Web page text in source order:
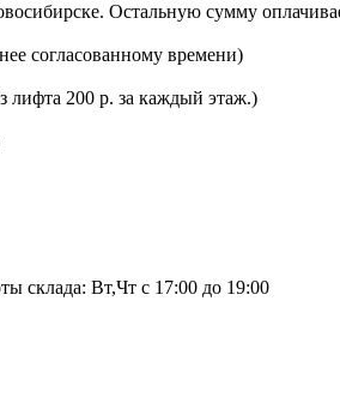
Остальную сумму
согласованному времени)
лифта 200 р. за каждый этаж.)
склада: Вт,Чт с 17:00 до 19:00